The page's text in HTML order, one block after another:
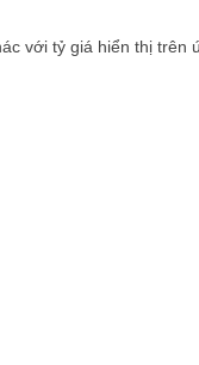
với tỷ giá hiển thị trên